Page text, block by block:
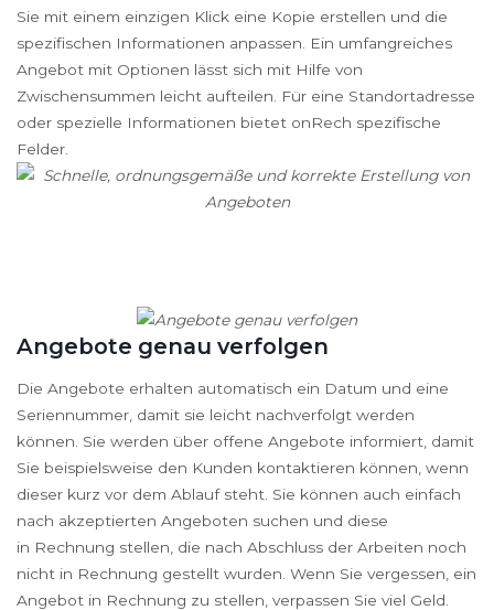
Sie mit einem einzigen Klick eine Kopie erstellen und die
spezifischen Informationen anpassen. Ein umfangreiches
Angebot mit Optionen lässt sich mit Hilfe von
Zwischensummen leicht aufteilen. Für eine Standortadresse
oder spezielle Informationen bietet onRech spezifische
Felder.
Angebote genau verfolgen
Die Angebote erhalten automatisch ein Datum und eine
Seriennummer, damit sie leicht nachverfolgt werden
können. Sie werden über offene Angebote informiert, damit
Sie beispielsweise den Kunden kontaktieren können, wenn
dieser kurz vor dem Ablauf steht. Sie können auch einfach
nach akzeptierten Angeboten suchen und diese
in Rechnung stellen, die nach Abschluss der Arbeiten noch
nicht in Rechnung gestellt wurden. Wenn Sie vergessen, ein
Angebot in Rechnung zu stellen, verpassen Sie viel Geld.